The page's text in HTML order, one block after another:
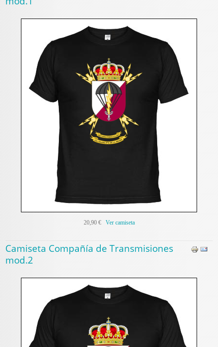
20,90 € Ver camiseta
Camiseta Compañía de Transmisiones
mod.2